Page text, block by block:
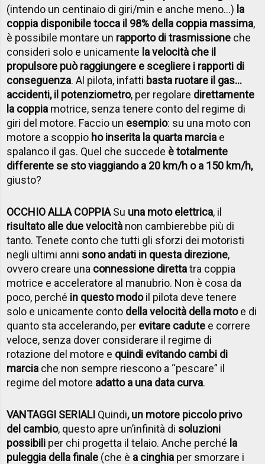
(intendo un centinaio di giri/min e anche meno...) la
coppia disponibile tocca il 98% della coppia massima,
è possibile montare un rapporto di trasmissione che
consideri solo e unicamente la velocità che il
propulsore può raggiungere e scegliere i rapporti di
conseguenza. Al pilota, infatti basta ruotare il gas…
accidenti, il potenziometro, per regolare direttamente
la coppia motrice, senza tenere conto del regime di
giri del motore. Faccio un esempio: su una moto con
motore a scoppio ho inserita la quarta marcia e
spalanco il gas. Quel che succede è totalmente
differente se sto viaggiando a 20 km/h o a 150 km/h,
giusto?
OCCHIO ALLA COPPIASu una moto elettrica, il
risultato alle due velocità non cambierebbe più di
tanto. Tenete conto che tutti gli sforzi dei motoristi
negli ultimi anni sono andati in questa direzione,
ovvero creare una connessione direttatra coppia
motrice e acceleratore al manubrio. Non è cosa da
poco, perché in questo modoil pilota deve tenere
solo e unicamente conto della velocità della motoe di
quanto sta accelerando, per evitare cadute e correre
veloce, senza dover considerare il regime di
rotazione del motore e quindi evitando cambi di
marcia che non sempre riescono a “pescare” il
regime del motore adatto a una data curva.
VANTAGGI SERIALI Quindi, un motore piccolo privo
del cambio, questo apre un’infinità di soluzioni
possibili per chi progetta il telaio. Anche perché la
puleggia della finale (che è a cinghia per smorzare i